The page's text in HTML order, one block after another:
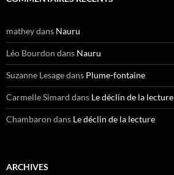
matheydans Nauru
Léo Bourdon dans Nauru
Suzanne Lesagedans Plume-fontaine
Carmelle Simard dans Le déclin de la lecture
Chambaron dans Le déclin de la lecture
ARCHIVES